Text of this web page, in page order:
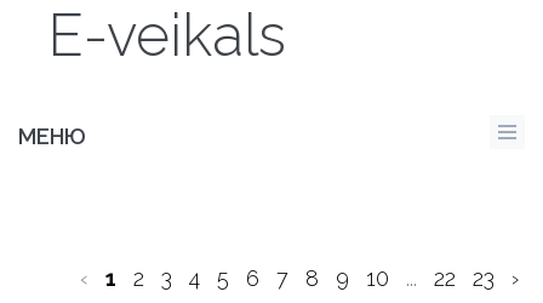
E-veikals
МЕНЮ
‹ 1 2 3 4 5 6 7 8 9 10 ... 22 23 ›